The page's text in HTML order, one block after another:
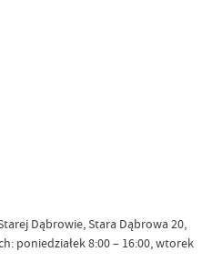
Dąbrowie, Stara Dąbrowa 20,
poniedziałek 8:00 – 16:00, wtorek